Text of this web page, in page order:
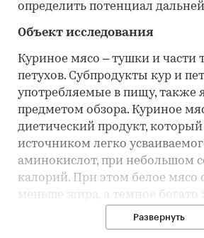
определить потенциал
Объект исследования
Куриное мясо – тушки и части
петухов. Субпродукты кур и
употребляемые в пищу, также
предметом обзора. Куриное
диетический продукт,
источником легко
аминокислот, при небольшом
калорий. При этом белое мясо
меньше жира, а темное богато
Основные аспектыРазвернуть